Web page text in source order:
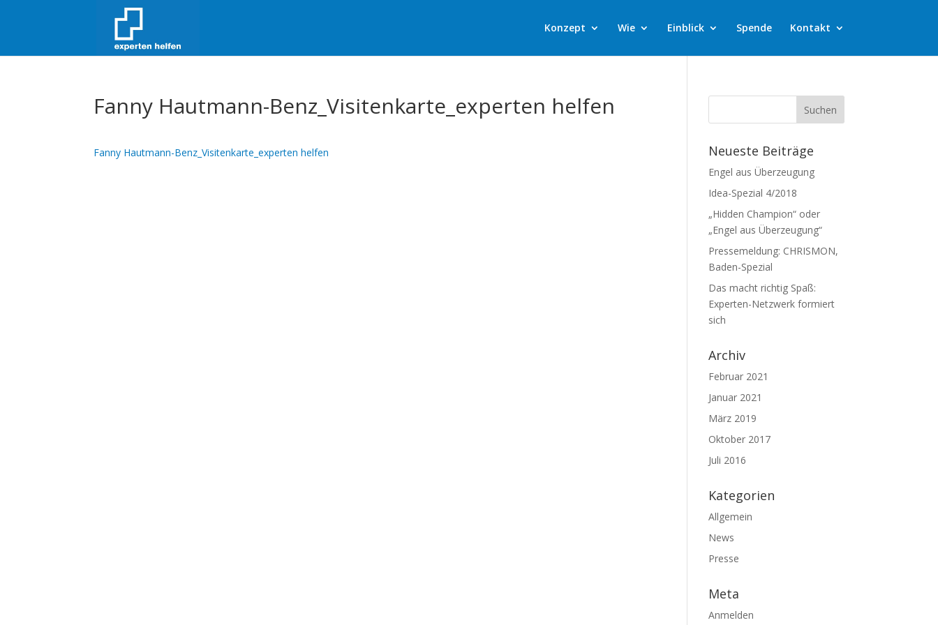
Konzept Wie Einblick Spende Kontakt
Fanny Hautmann-Benz_Visitenkarte_experten helfen
Fanny Hautmann-Benz_Visitenkarte_experten helfen Neueste Beiträge
Engel aus Überzeugung
Idea-Spezial 4/2018
„Hidden Champion“ oder
„Engel aus Überzeugung“
Pressemeldung: CHRISMON,
Baden-Spezial
Das macht richtig Spaß:
Experten-Netzwerk formiert
sich
Archiv
Februar 2021
Januar 2021
März 2019
Oktober 2017
Juli 2016
Kategorien
Allgemein
News
Presse
Meta
Anmelden